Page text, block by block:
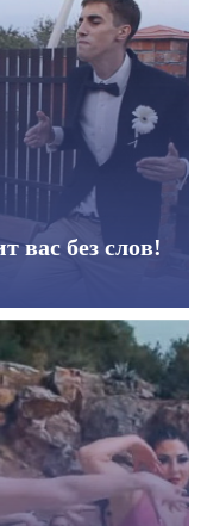
вас без слов!